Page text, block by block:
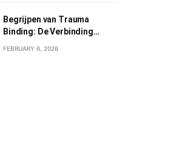
Begrijpen van Trauma
Binding: De Verbinding
FEBRUARY 6, 2026